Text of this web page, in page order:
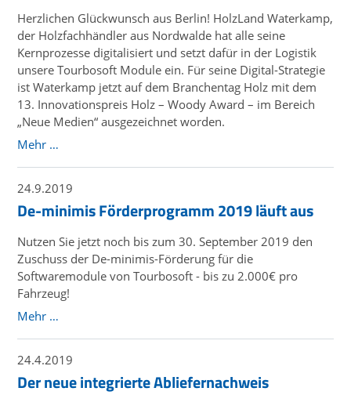
Herzlichen Glückwunsch aus Berlin! HolzLand Waterkamp,
der Holzfachhändler aus Nordwalde hat alle seine
Kernprozesse digitalisiert und setzt dafür in der Logistik
unsere Tourbosoft Module ein. Für seine Digital-Strategie
ist Waterkamp jetzt auf dem Branchentag Holz mit dem
13. Innovationspreis Holz – Woody Award – im Bereich
„Neue Medien“ ausgezeichnet worden.
Mehr …
24.9.2019
De-minimis Förderprogramm 2019 läuft aus
Nutzen Sie jetzt noch bis zum 30. September 2019 den
Zuschuss der De-minimis-Förderung für die
Softwaremodule von Tourbosoft - bis zu 2.000€ pro
Fahrzeug!
Mehr …
24.4.2019
Der neue integrierte Abliefernachweis